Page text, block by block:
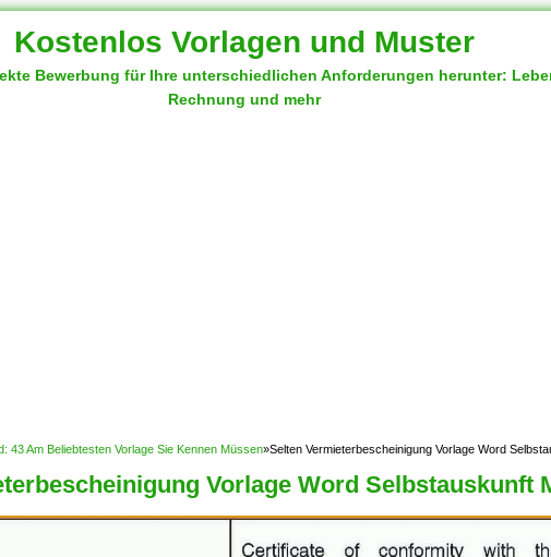
Kostenlos Vorlagen und Muster
Bewerbung für Ihre unterschiedlichen Anforderungen herunter:
Rechnung und mehr
43 Am Beliebtesten Vorlage Sie Kennen Müssen»Selten Vermieterbescheinigung Vorlage Word
Vorlage Word Selbstauskunft